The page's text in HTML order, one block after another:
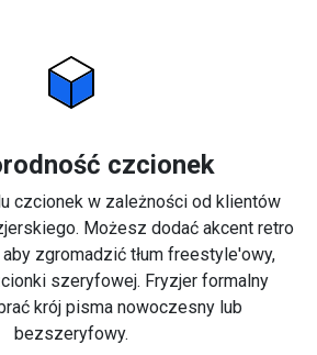
czcionek
czcionek w zależności od klientów
Możesz dodać akcent retro
zgromadzić tłum freestyle'owy,
szeryfowej. Fryzjer formalny
krój pisma nowoczesny lub
bezszeryfowy.